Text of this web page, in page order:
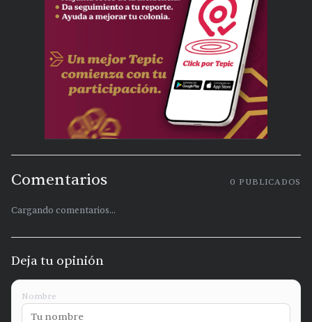
Comentarios 0 PUBLICADOS
Cargando comentarios...
Deja tu opinión
Nombre